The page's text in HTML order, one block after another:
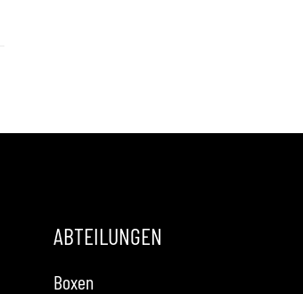
ABTEILUNGEN
Boxen